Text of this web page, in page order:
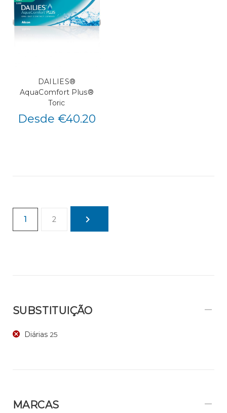
DAILIES®
AquaComfort Plus®
Toric
Desde €40.20
1 2
SUBSTITUIÇÃO
Diárias 25
MARCAS